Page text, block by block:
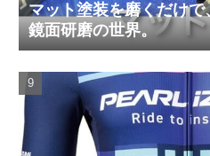
マット塗装を磨くだけ
鏡面研磨の世界。